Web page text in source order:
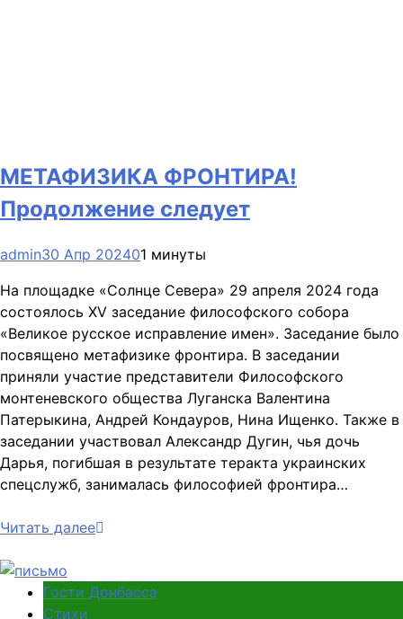
МЕТАФИЗИКА ФРОНТИРА!
Продолжение следует
admin30 Апр 202401 минуты
На площадке «Солнце Севера» 29 апреля 2024 года
состоялось XV заседание философского собора
«Великое русское исправление имен». Заседание было
посвящено метафизике фронтира. В заседании
приняли участие представители Философского
монтеневского общества Луганска Валентина
Патерыкина, Андрей Кондауров, Нина Ищенко. Также в
заседании участвовал Александр Дугин, чья дочь
Дарья, погибшая в результате теракта украинских
спецслужб, занималась философией фронтира…
Читать далее
Гости Донбасса
Стихи